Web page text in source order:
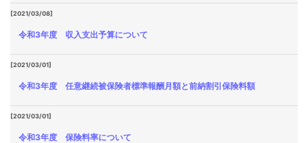
[2021/03/08]
令和3年度 収入支出予算について
[2021/03/01]
令和3年度 任意継続被保険者標準報酬月額と前納割引保険料額
[2021/03/01]
令和3年度 保険料率について